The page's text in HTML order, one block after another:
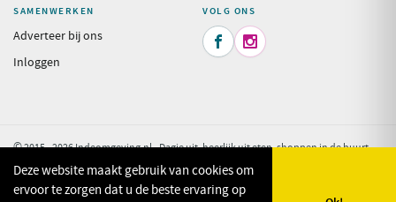
SAMENWERKEN
Adverteer bij ons
Inloggen
VOLG ONS
 
© 2015 - 2026 Indeomgeving.nl - Dagje uit, heerlijk uit eten, shoppen in de buurt
van uw vakantiepark. Privacy Policy
Deze website maakt gebruik van cookies om
ervoor te zorgen dat u de beste ervaring op